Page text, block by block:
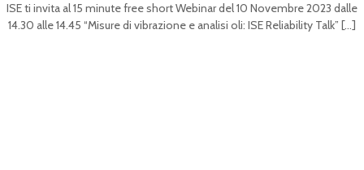
ISE ti invita al 15 minute free short Webinar del 10 Novembre 2023 dalle
14.30 alle 14.45 “Misure di vibrazione e analisi oli: ISE Reliability Talk” […]